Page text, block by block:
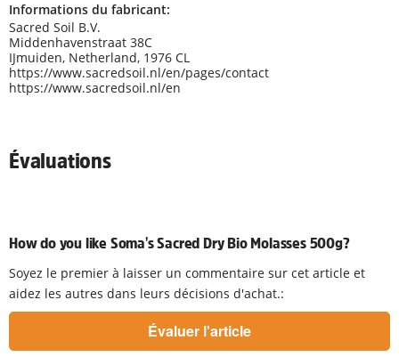
Informations du fabricant:
Sacred Soil B.V.
Middenhavenstraat 38C
IJmuiden, Netherland, 1976 CL
https://www.sacredsoil.nl/en/pages/contact
https://www.sacredsoil.nl/en
Évaluations
How do you like Soma's Sacred Dry Bio Molasses 500g?
Soyez le premier à laisser un commentaire sur cet article et
aidez les autres dans leurs décisions d'achat.: